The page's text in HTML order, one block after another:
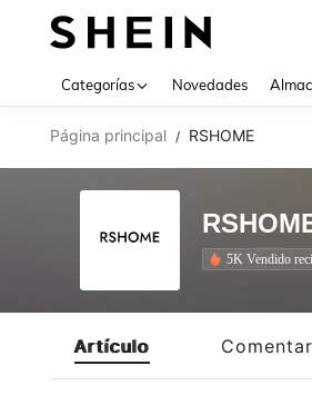
Categorías Novedades
Página principal / RSHOME
5K Vendido
Artículo